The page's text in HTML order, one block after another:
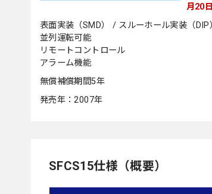
月20日
表面実装（SMD） / スルーホール実装（
並列運転可能
リモートコントロール
アラーム機能
無償補償期間5年
発売年：2007年
SFCS15仕様（概要）